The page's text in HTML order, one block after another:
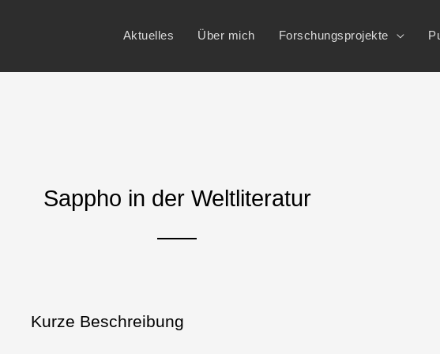
Aktuelles Über mich Forschungsprojekte
Sappho in der Weltliteratur
Kurze Beschreibung